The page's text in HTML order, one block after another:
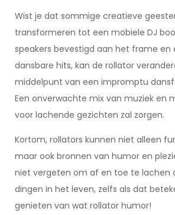
Wist je dat sommige creatieve
transformeren tot een mobiele DJ
speakers bevestigd aan het frame en
dansbare hits, kan de rollator
middelpunt van een impromptu
Een onverwachte mix van muziek en
voor lachende gezichten zal zorgen.
Kortom, rollators kunnen niet alleen
maar ook bronnen van humor en
niet vergeten om af en toe te lachen
dingen in het leven, zelfs als dat
genieten van wat rollator humor!